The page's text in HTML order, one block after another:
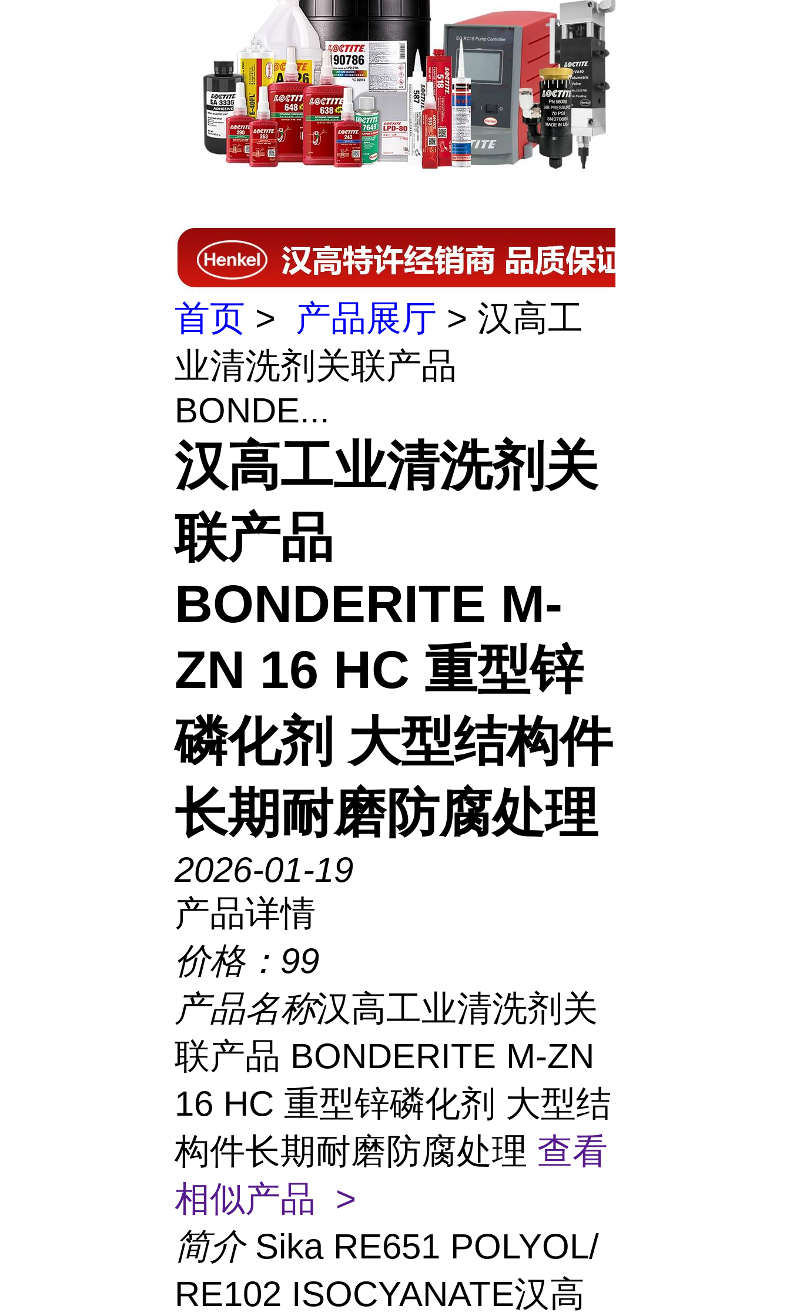
首页 > 产品展厅 > 汉高工
业清洗剂关联产品
BONDE...
汉高工业清洗剂关
联产品
BONDERITE M-
ZN 16 HC 重型锌
磷化剂 大型结构件
长期耐磨防腐处理
2026-01-19
产品详情
价格： 99
产品名称汉高工业清洗剂关
联产品 BONDERITE M-ZN
16 HC 重型锌磷化剂 大型结
构件长期耐磨防腐处理 查看
相似产品 >
简介 Sika RE651 POLYOL/
RE102 ISOCYANATE汉高